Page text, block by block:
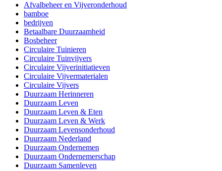
Afvalbeheer en Vijveronderhoud
bamboe
bedrijven
Betaalbare Duurzaamheid
Bosbeheer
Circulaire Tuinieren
Circulaire Tuinvijvers
Circulaire Vijverinitiatieven
Circulaire Vijvermaterialen
Circulaire Vijvers
Duurzaam Herinneren
Duurzaam Leven
Duurzaam Leven & Eten
Duurzaam Leven & Werk
Duurzaam Levensonderhoud
Duurzaam Nederland
Duurzaam Ondernemen
Duurzaam Ondernemerschap
Duurzaam Samenleven